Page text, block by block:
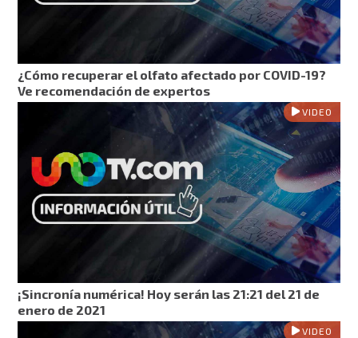
¿Cómo recuperar el olfato afectado por COVID-19?
Ve recomendación de expertos
VIDEO
¡Sincronía numérica! Hoy serán las 21:21 del 21 de
enero de 2021
VIDEO